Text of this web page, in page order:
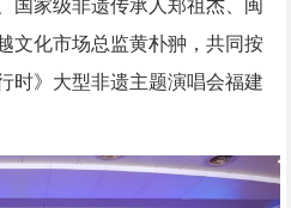
国家级非遗传承人郑祖杰、闽
文化市场总监黄朴翀，共同按
时》大型非遗主题演唱会福建